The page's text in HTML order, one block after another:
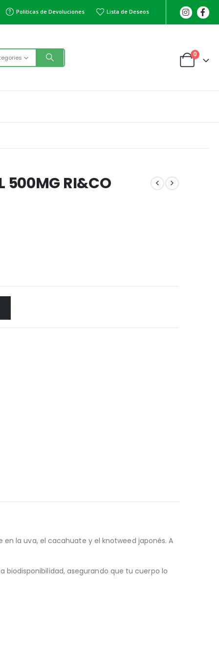
Politicas de Devoluciones Lista de Deseos
0
500MG RI&CO
la uva, el cacahuate y el knotweed japonés. A
asegurando que tu cuerpo lo